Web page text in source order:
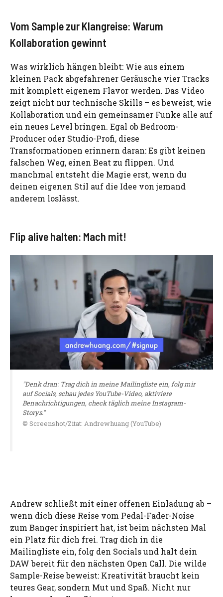
Vom Sample zur Klangreise: Warum
Kollaboration gewinnt
Was wirklich hängen bleibt: Wie aus einem
kleinen Pack abgefahrener Geräusche vier Tracks
mit komplett eigenem Flavor werden. Das Video
zeigt nicht nur technische Skills – es beweist, wie
Kollaboration und ein gemeinsamer Funke alle auf
ein neues Level bringen. Egal ob Bedroom-
Producer oder Studio-Profi, diese
Transformationen erinnern daran: Es gibt keinen
falschen Weg, einen Beat zu flippen. Und
manchmal entsteht die Magie erst, wenn du
deinen eigenen Stil auf die Idee von jemand
anderem loslässt.
Flip alive halten: Mach mit!
"Denk dran: Trag dich in meine Mailingliste ein, folg mir
auf Socials, schau jedes YouTube-Video, aktiviere
Benachrichtigungen, check täglich meine Instagram-
Storys."
© Screenshot/Zitat: Andrewhuang (YouTube)
Andrew schließt mit einer offenen Einladung ab –
wenn dich diese Reise vom Pedal-Fader-Noise
zum Banger inspiriert hat, ist beim nächsten Mal
ein Platz für dich frei. Trag dich in die
Mailingliste ein, folg den Socials und halt dein
DAW bereit für den nächsten Open Call. Die wilde
Sample-Reise beweist: Kreativität braucht kein
teures Gear, sondern Mut und Spaß. Nicht nur